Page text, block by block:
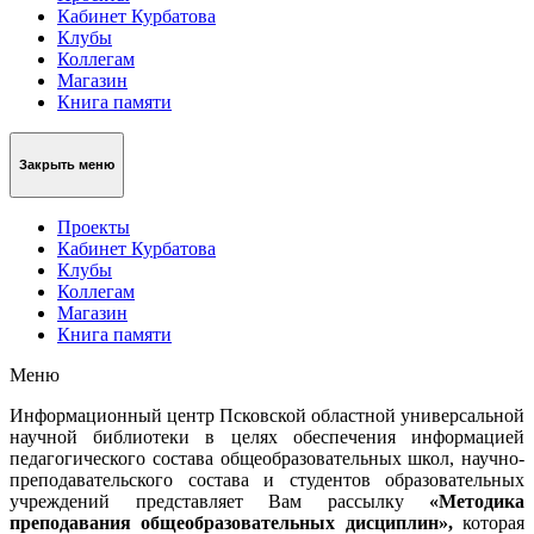
Кабинет Курбатова
Клубы
Коллегам
Магазин
Книга памяти
Закрыть меню
Проекты
Кабинет Курбатова
Клубы
Коллегам
Магазин
Книга памяти
Меню
Информационный центр Псковской областной универсальной
научной библиотеки в целях обеспечения информацией
педагогического состава общеобразовательных школ, научно-
преподавательского состава и студентов образовательных
учреждений представляет Вам рассылку«Методика
преподавания общеобразовательных дисциплин», которая